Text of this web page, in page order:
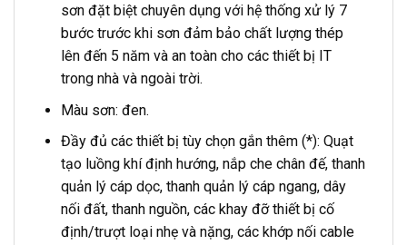
sơn đặt biệt chuyên dụng với hệ thống xử lý 7
bước trước khi sơn đảm bảo chất lượng thép
lên đến 5 năm và an toàn cho các thiết bị IT
trong nhà và ngoài trời.
Màu sơn: đen.
Đầy đủ các thiết bị tùy chọn gắn thêm (*): Quạt
tạo luồng khí định hướng, nắp che chân đế, thanh
quản lý cáp dọc, thanh quản lý cáp ngang, dây
nối đất, thanh nguồn, các khay đỡ thiết bị cố
định/trượt loại nhẹ và nặng, các khớp nối cable